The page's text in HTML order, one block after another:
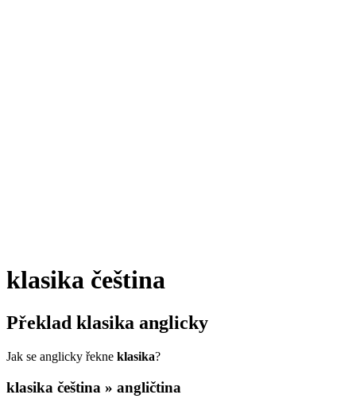
klasika čeština
Překlad klasika anglicky
Jak se anglicky řekne klasika?
klasika čeština » angličtina